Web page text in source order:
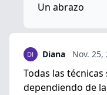
Un abrazo
Diana Nov. 25,
Todas las
dependiendo de